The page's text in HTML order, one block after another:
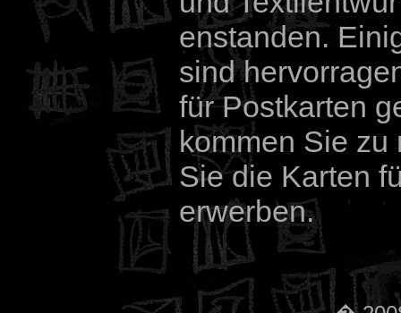
enstanden.
sind
für Postkarten
kommen Sie zu
Sie die Karten
erwerben.